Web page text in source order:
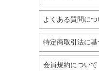
スポーツアパレル
テニス
バレーボール
フィットネス用品
スイミング用品
マリン
よくある質問につ
特定商取引法に
会員規約について